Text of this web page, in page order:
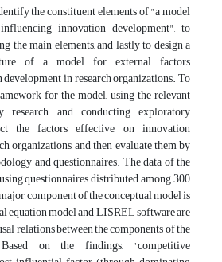
the constituent elements of "a model
innovation development", to
the main elements, and lastly to design a
of a model for external factors
in research organizations. To
for the model, using the relevant
and conducting exploratory
the factors effective on innovation
organizations, and then evaluate them by
and questionnaires. The data of the
questionnaires distributed among 300
component of the conceptual model is
equation model and LISREL software are
relations between the components of the
on the findings, "competitive